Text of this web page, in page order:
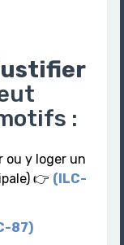
:
ou y loger un
👉 (ILC-
87)